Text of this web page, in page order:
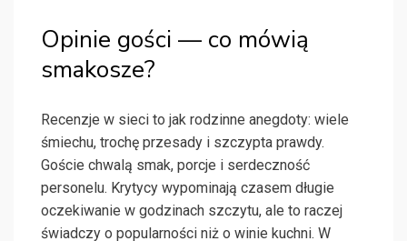
Opinie gości — co mówią
smakosze?
Recenzje w sieci to jak rodzinne anegdoty: wiele
śmiechu, trochę przesady i szczypta prawdy.
Goście chwalą smak, porcje i serdeczność
personelu. Krytycy wypominają czasem długie
oczekiwanie w godzinach szczytu, ale to raczej
świadczy o popularności niż o winie kuchni. W